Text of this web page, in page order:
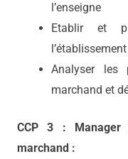
l’enseigne
Etablir et
Analyser les
marchand et
CCP 3 : Manager
marchand :